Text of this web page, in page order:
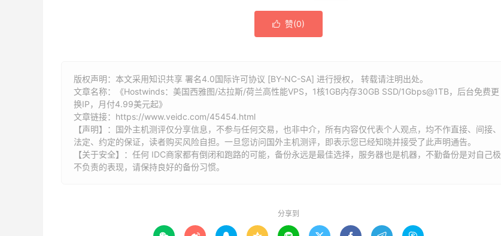
 赞(0)
版权声明：本文采用知识共享 署名4.0国际许可协议 [BY-NC-SA] 进行授权， 转载请注明出处。
文章名称：《Hostwinds：美国西雅图/达拉斯/荷兰高性能VPS，1核1GB内存30GB SSD/1Gbps@1TB，后台免费更
换IP，月付4.99美元起》
文章链接： https://www.veidc.com/45454.html
【声明】：国外主机测评仅分享信息，不参与任何交易，也非中介，所有内容仅代表个人观点，均不作直接、间接、
法定、约定的保证，读者购买风险自担。一旦您访问国外主机测评，即表示您已经知晓并接受了此声明通告。
【关于安全】：任何 IDC商家都有倒闭和跑路的可能，备份永远是最佳选择，服务器也是机器，不勤备份是对自己极
不负责的表现，请保持良好的备份习惯。
分享到